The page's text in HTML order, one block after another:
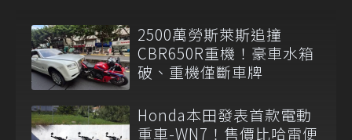
2500萬勞斯萊斯追撞
CBR650R重機！豪車水箱
破、重機僅斷車牌
Honda本田發表首款電動
重車-WN7！售價比哈雷便